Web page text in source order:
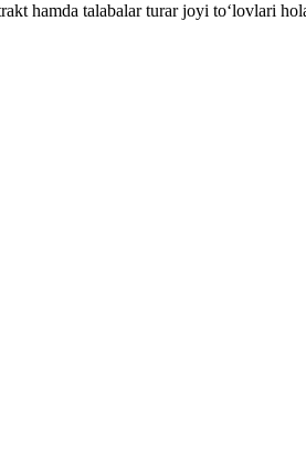
hamda talabalar turar joyi to‘lovlari